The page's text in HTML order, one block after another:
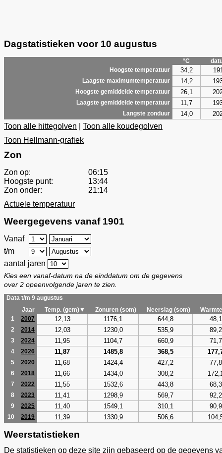
Dagstatistieken voor 10 augustus
°C
Hoogste temperatuur
34,2
Laagste maximumtemperatuur 14,2
Hoogste gemiddelde temperatuur 26,1
Laagste gemiddelde temperatuur 11,7
Langste zonduur 14,0
Toon alle hittegolven
Toon alle koudegolven
Toon Hellmann-grafiek
Zon
Zon op:
06:15
Hoogste punt:
13:44
Zon onder:
21:14
Actuele temperatuur
Weergegevens vanaf 1901
Vanaf
t/m
aantal jaren
Kies een vanaf-datum na de einddatum om de gegevens
over 2 opeenvolgende jaren te zien.
Data t/m 9 augustus
Jaar
Temp. (gem)▼ Zonuren (som) Neerslag (som)
1
2007 12,13 1176,1 644,8 48,1
2 2014 12,03 1230,0 535,9 89,2
3 2024 11,95 1104,7 660,9 71,7
4 2026 11,87 1485,8 368,5
5 2020 11,68 1424,4 427,2 77,8
6 2018 11,66 1434,0 308,2
7 2022 11,55 1532,6 443,8 68,3
8 2023 11,41 1298,9 569,7 92,2
9 2025 11,40 1549,1 310,1 90,9
10 2019 11,39 1330,9 506,6
Weerstatistieken
De statistieken op deze site zijn gebaseerd op de gegevens